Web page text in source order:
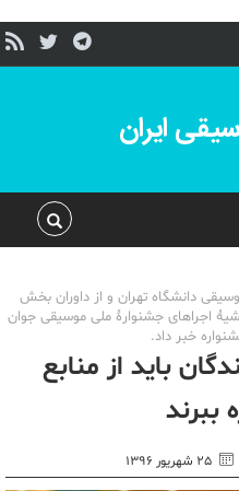
ایران
دانشگاه تهران و از داوران بخش
اجراهای جشنوارۀ ملی موسیقی جوان
خبر داد.
باید از منابع
ببرند
۲۵ شهریور ۱۳۹۶